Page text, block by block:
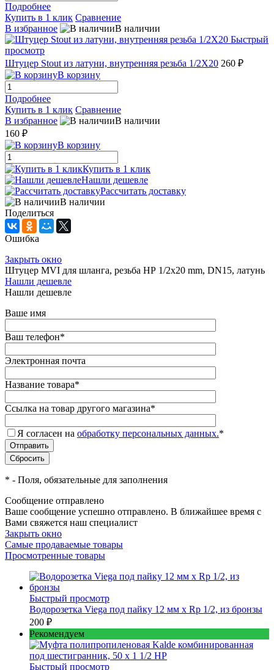
Подробнее
Купить в 1 клик Сравнение
В избранное
В наличии
Быстрый
просмотр
Штуцер Stout из латуни, внутренняя резьба 1/2X20 260 ₽
В корзину
Подробнее
Купить в 1 клик Сравнение
В избранное
В наличии
160 ₽
В корзину
Купить в 1 клик
Нашли дешевле
Рассчитать доставку
В наличии
Поделиться
Ошибка
Закрыть окно
Штуцер MVI для шланга, резьба НР 1/2x20 mm, DN15, латунь
Нашли дешевле
Нашли дешевле
Ваше имя
Ваш телефон*
Электронная почта
Название товара*
Ссылка на товар другого магазина*
Я согласен на обработку персональных данных.*
* - Поля, обязательные для заполнения
Сообщение отправлено
Ваше сообщение успешно отправлено. В ближайшее время с
Вами свяжется наш специалист
Закрыть окно
Самые продаваемые товары
Просмотренные товары
Быстрый просмотр
Водорозетка Viega под пайку 12 мм х Rp 1/2, из бронзы
200 ₽
Рекомендуем
Быстрый просмотр